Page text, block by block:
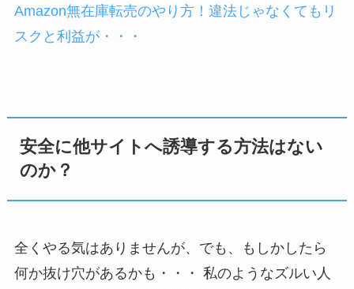
Amazon無在庫転売のやり方！違法じゃなくてもリ
スクと利益が・・・
安全に他サイトへ誘導する方法はない
のか？
全くやる気はありませんが、でも、もしかしたら
何か抜け穴があるかも・・・ 私のようなズルい人